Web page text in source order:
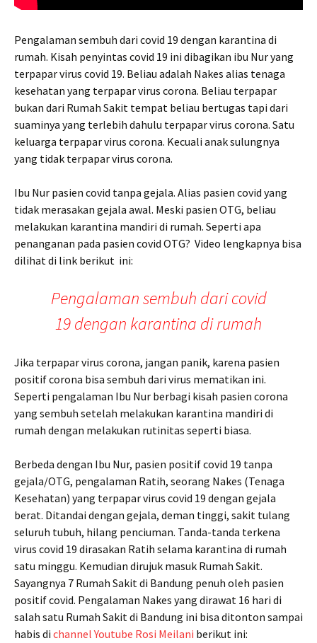
Pengalaman sembuh dari covid 19 dengan karantina di
rumah. Kisah penyintas covid 19 ini dibagikan ibu Nur yang
terpapar virus covid 19. Beliau adalah Nakes alias tenaga
kesehatan yang terpapar virus corona. Beliau terpapar
bukan dari Rumah Sakit tempat beliau bertugas tapi dari
suaminya yang terlebih dahulu terpapar virus corona. Satu
keluarga terpapar virus corona. Kecuali anak sulungnya
yang tidak terpapar virus corona.
Ibu Nur pasien covid tanpa gejala. Alias pasien covid yang
tidak merasakan gejala awal. Meski pasien OTG, beliau
melakukan karantina mandiri di rumah. Seperti apa
penanganan pada pasien covid OTG? Video lengkapnya bisa
dilihat di link berikut ini:
Pengalaman sembuh dari covid
19 dengan karantina di rumah
Jika terpapar virus corona, jangan panik, karena pasien
positif corona bisa sembuh dari virus mematikan ini.
Seperti pengalaman Ibu Nur berbagi kisah pasien corona
yang sembuh setelah melakukan karantina mandiri di
rumah dengan melakukan rutinitas seperti biasa.
Berbeda dengan Ibu Nur, pasien positif covid 19 tanpa
gejala/OTG, pengalaman Ratih, seorang Nakes (Tenaga
Kesehatan) yang terpapar virus covid 19 dengan gejala
berat. Ditandai dengan gejala, deman tinggi, sakit tulang
seluruh tubuh, hilang penciuman. Tanda-tanda terkena
virus covid 19 dirasakan Ratih selama karantina di rumah
satu minggu. Kemudian dirujuk masuk Rumah Sakit.
Sayangnya 7 Rumah Sakit di Bandung penuh oleh pasien
positif covid. Pengalaman Nakes yang dirawat 16 hari di
salah satu Rumah Sakit di Bandung ini bisa ditonton sampai
habis di channel Youtube Rosi Meilani berikut ini: